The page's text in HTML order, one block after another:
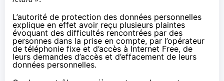
L’autorité de protection des données personnelles
explique en effet avoir reçu plusieurs plaintes
évoquant des difficultés rencontrées par des
personnes dans la prise en compte, par l’opérateur
de téléphonie fixe et d’accès à Internet Free, de
leurs demandes d’accès et d’effacement de leurs
données personnelles.